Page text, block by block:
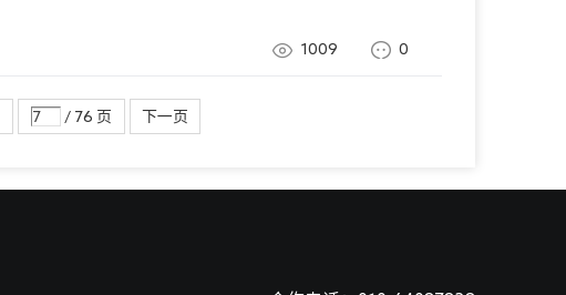
1009 0
/ 76 页 下一页